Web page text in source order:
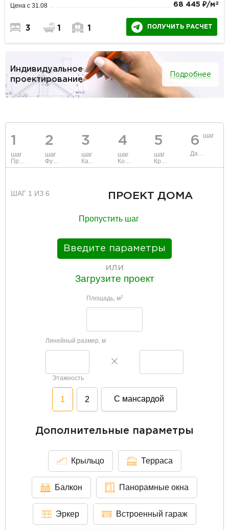
1
шаг
Проект
2
шаг
Фундамент
3
шаг
Каркас и стены
4
шаг
Коммуникации
5
шаг
Крыша
6 шаг
Данные
ШАГ 1 ИЗ 6 ПРОЕКТ ДОМА
Пропустить шаг
Введите параметры
или
Загрузите проект
Площадь, м2
Линейный размер, м
Этажность
1 2 С мансардой
Дополнительные параметры
Крыльцо Терраса
Балкон Панорамные окна
Эркер Встроенный гараж
Цена с 31.08 68 445 ₽/м 2
3 1 1 ПОЛУЧИТЬ РАСЧЕТ
Индивидуальное
проектирование
Подробнее